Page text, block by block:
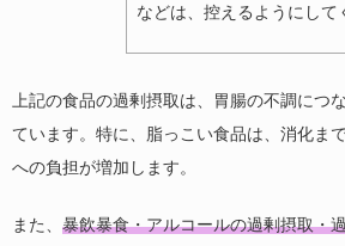
などは、控えるようにして
上記の食品の過剰摂取は、胃腸の不調につ
ています。特に、脂っこい食品は、消化ま
への負担が増加します。
また、 暴飲暴食・アルコールの過剰摂取・